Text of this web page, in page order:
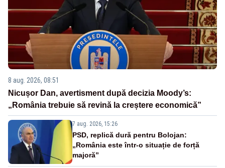
8 aug. 2026, 08:51
Nicușor Dan, avertisment după decizia Moody’s:
„România trebuie să revină la creștere economică”
7 aug. 2026, 15:26
PSD, replică dură pentru Bolojan:
„România este într-o situație de forță
majoră”